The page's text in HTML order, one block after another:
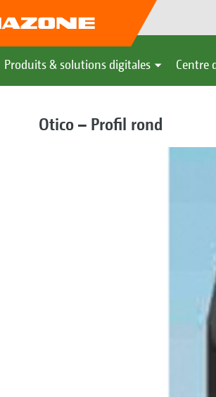
Produits & solutions digitales Centre
Otico – Profil rond